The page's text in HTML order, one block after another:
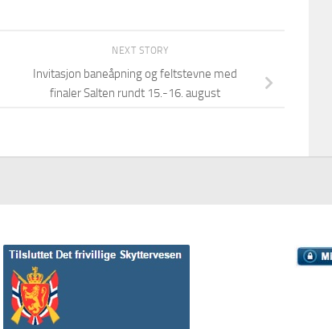
NEXT STORY
Invitasjon baneåpning og feltstevne med
finaler Salten rundt 15.-16. august